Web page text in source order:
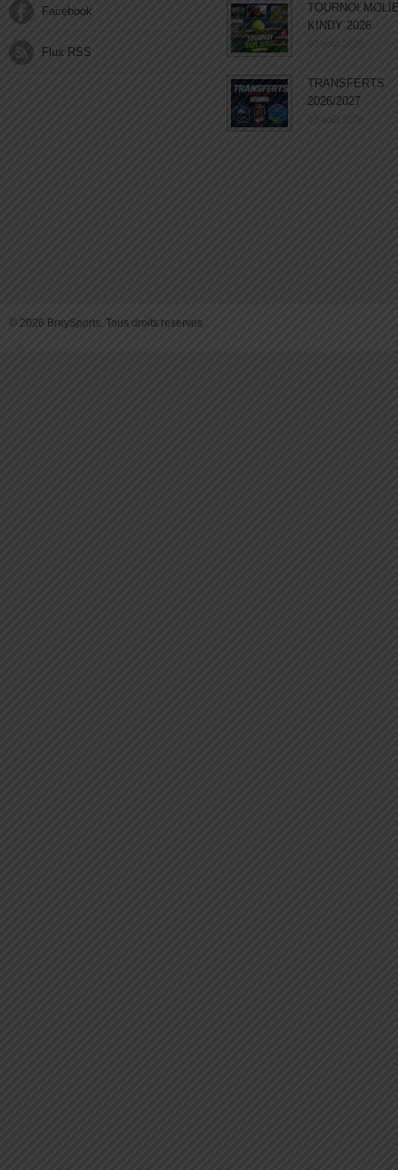
Facebook
Flux RSS
TOURNOI
KINDY 2026
03 août 2026
TRANSFERTS
2026/2027
03 août 2026
© 2026 BraySports. Tous droits reservés.